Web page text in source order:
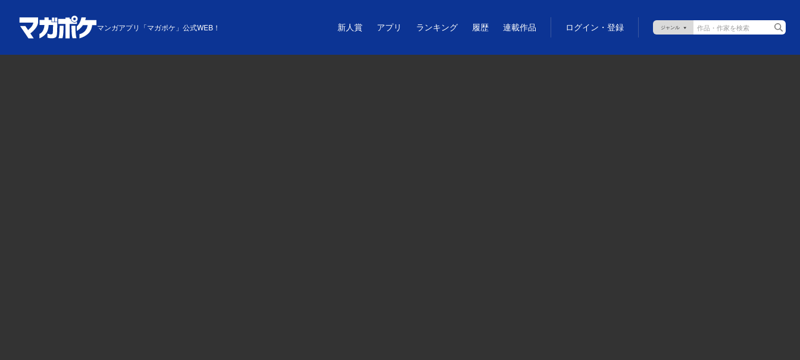
マンガアプリ「マガポケ」公式WEB！ 新人賞 アプリ ランキング 履歴 連載作品 ログイン・登録